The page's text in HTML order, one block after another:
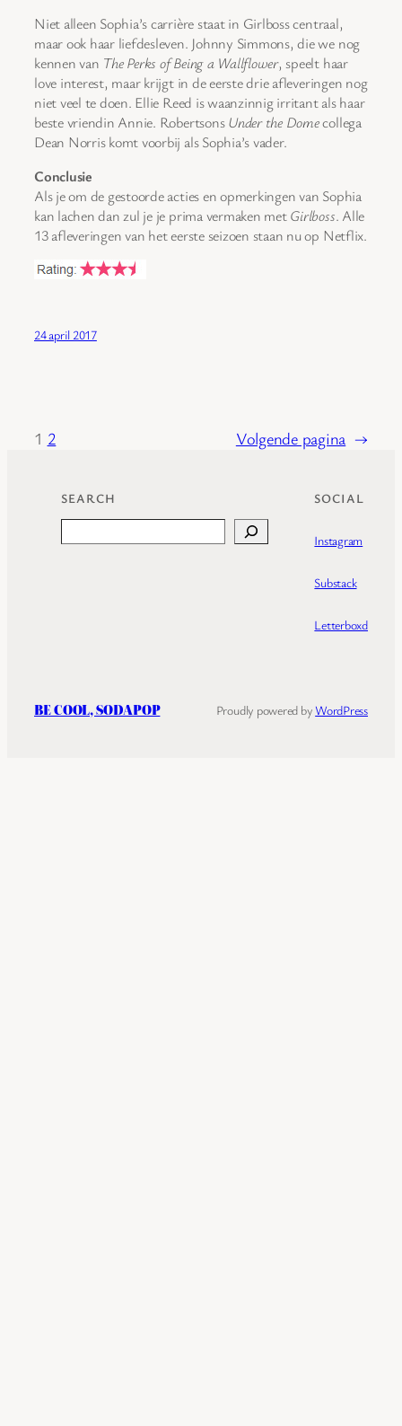
Niet alleen Sophia’s carrière staat in Girlboss centraal,
maar ook haar liefdesleven. Johnny Simmons, die we nog
kennen van The Perks of Being a Wallflower, speelt haar
love interest, maar krijgt in de eerste drie afleveringen nog
niet veel te doen. Ellie Reed is waanzinnig irritant als haar
beste vriendin Annie. RobertsonsUnder the Domecollega
Dean Norris komt voorbij als Sophia’s vader.
Conclusie
Als je om de gestoorde acties en opmerkingen van Sophia
kan lachen dan zul je je prima vermaken metGirlboss. Alle
13 afleveringen van het eerste seizoen staan nu op Netflix.
24 april 2017
1 2 Volgende pagina →
SEARCH SOCIAL
Instagram
Substack
Letterboxd
BE COOL, SODAPOP Proudly powered byWordPress